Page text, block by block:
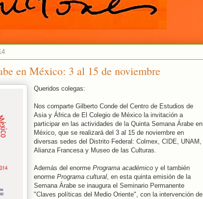
en México: 3 al 15 de noviembre
Queridos colegas:
Nos comparte Gilberto Conde del Centro de Estudios de
Asia y África de El Colegio de México la invitación a
participar en las actividades de la Quinta Semana Árabe en
México, que se realizará del 3 al 15 de noviembre en
diversas sedes del Distrito Federal: Colmex, CIDE, UNAM,
Alianza Francesa y Museo de las Culturas.
Además del enorme Programa académico y el también
enorme Programa cultural, en esta quinta emisión de la
Semana Árabe se inaugura el Seminario Permanente
"Claves políticas del Medio Oriente", con la intervención de